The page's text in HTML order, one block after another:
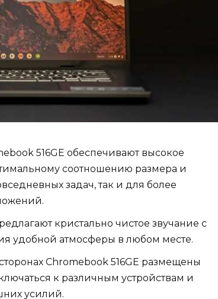
516GE обеспечивают высокое
соотношению размера и
задач, так и для более
кристально чистое звучание с
удобной атмосферы в любом месте.
Chromebook 516GE размещены
к различным устройствам и
усилий.